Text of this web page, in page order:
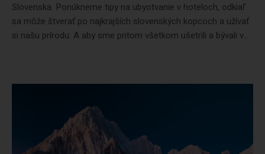
Slovenska. Ponúkneme tipy na ubyotvanie v hoteloch, odkiaľ
sa môže štverať po najkrajších slovenských kopcoch a užívať
si našu prírodu. A aby sme pritom všetkom ušetrili a bývali v...